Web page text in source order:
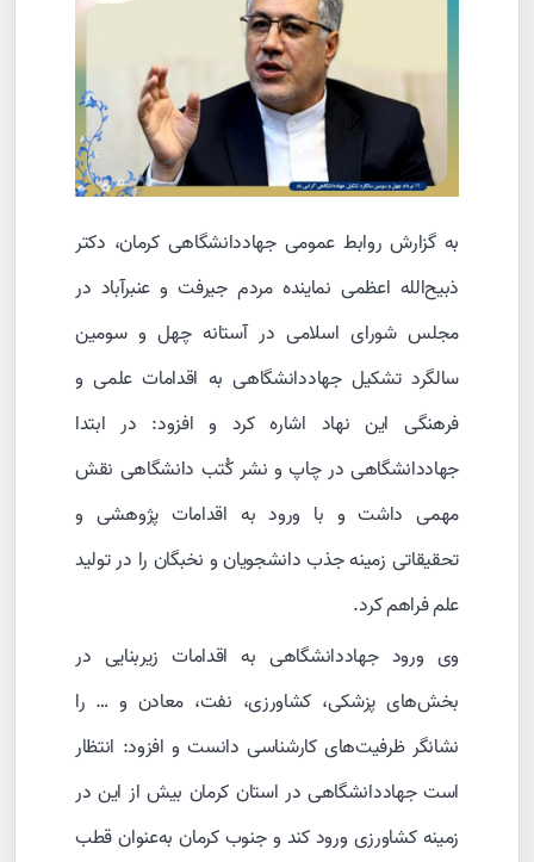
به گزارش روابط عمومی جهاددانشگاهی کرمان، دکتر
ذبیح‌الله اعظمی نماینده مردم جیرفت و عنبرآباد در
مجلس شورای اسلامی در آستانه چهل و سومین
سالگرد تشکیل جهاددانشگاهی به اقدامات علمی و
فرهنگی این نهاد اشاره کرد و افزود: در ابتدا
جهاددانشگاهی در چاپ و نشر کُتب دانشگاهی نقش
مهمی داشت و با ورود به اقدامات پژوهشی و
تحقیقاتی زمینه جذب دانشجویان و نخبگان را در تولید
علم فراهم کرد.
وی ورود جهاددانشگاهی به اقدامات زیربنایی در
بخش‌های پزشکی، کشاورزی، نفت، معادن و … را
نشانگر ظرفیت‌های کارشناسی دانست و افزود: انتظار
است جهاددانشگاهی در استان کرمان بیش از این در
زمینه کشاورزی ورود کند و جنوب کرمان به‌عنوان قطب